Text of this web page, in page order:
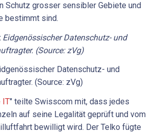
Schutz grosser sensibler Gebiete und
bestimmt sind.
Datenschutz- und
(Source: zVg)
IT" teilte Swisscom mit, dass jedes
auf seine Legalität geprüft und vom
bewilligt wird. Der Telko fügte